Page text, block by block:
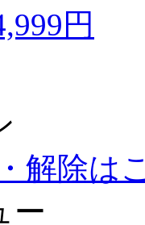
円
解除は
ー